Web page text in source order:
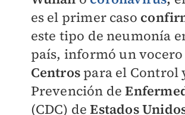
es el primer caso
este tipo de neumonía
país, informó un vocero
Centros para el Control
Prevención de
(CDC) deEstados